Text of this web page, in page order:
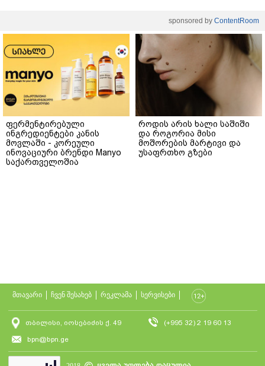
sponsored by ContentRoom
ფერმენტირებული
ინგრედიენტები კანის
მოვლაში - კორეული
ინოვაციური ბრენდი Manyo
საქართველოშია
როდის არის ხალი საშიში
და როგორია მისი
მოშორების მარტივი და
უსაფრთხო გზები
მთავარი ჩვენ შესახებ რეკლამა სერვისები
თბილისი, იოსებიძის ქ. 49
(+995 32) 2 19 60 13
bpn@bpn.ge